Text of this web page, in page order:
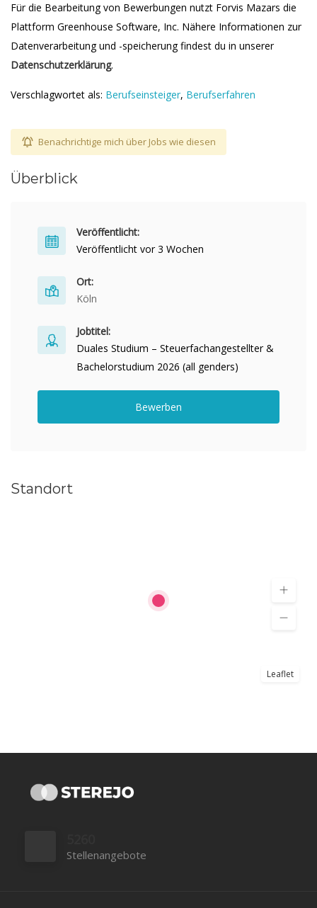
Für die Bearbeitung von Bewerbungen nutzt Forvis Mazars die
Plattform Greenhouse Software, Inc. Nähere Informationen zur
Datenverarbeitung und -speicherung findest du in unserer
Datenschutzerklärung.
Verschlagwortet als: Berufseinsteiger, Berufserfahren
Benachrichtige mich über Jobs wie diesen
Überblick
Veröffentlicht:
Veröffentlicht vor 3 Wochen
Ort:
Köln
Jobtitel:
Duales Studium – Steuerfachangestellter &
Bachelorstudium 2026 (all genders)
Bewerben
Standort
Leaflet
Stellenangebote